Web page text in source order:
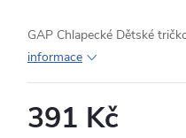
GAP Chlapecké Dětské
informace
391 Kč